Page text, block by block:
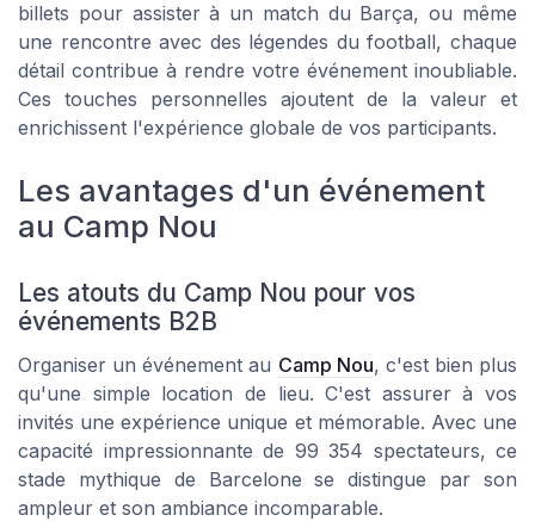
billets pour assister à un match du Barça, ou même
une rencontre avec des légendes du football, chaque
détail contribue à rendre votre événement inoubliable.
Ces touches personnelles ajoutent de la valeur et
enrichissent l'expérience globale de vos participants.
Les avantages d'un événement
au Camp Nou
Les atouts du Camp Nou pour vos
événements B2B
Organiser un événement au Camp Nou, c'est bien plus
qu'une simple location de lieu. C'est assurer à vos
invités une expérience unique et mémorable. Avec une
capacité impressionnante de 99 354 spectateurs, ce
stade mythique de Barcelone se distingue par son
ampleur et son ambiance incomparable.